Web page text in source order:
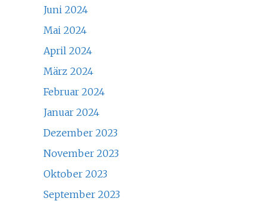
Juni 2024
Mai 2024
April 2024
März 2024
Februar 2024
Januar 2024
Dezember 2023
November 2023
Oktober 2023
September 2023